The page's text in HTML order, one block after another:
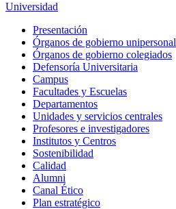
Universidad
Presentación
Órganos de gobierno
Órganos de gobierno colegiados
Defensoría Universitaria
Campus
Facultades y Escuelas
Departamentos
Unidades y servicios centrales
Profesores e investigadores
Institutos y Centros
Sostenibilidad
Calidad
Alumni
Canal Ético
Plan estratégico